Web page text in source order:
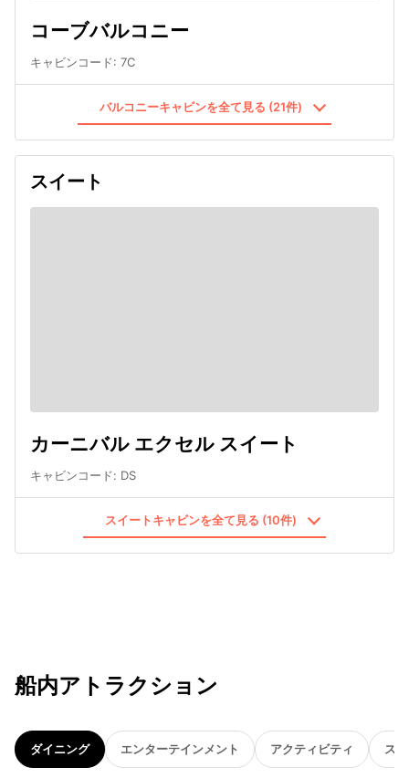
コーブバルコニー
キャビンコード: 7C
バルコニーキャビンを全て見る (21件)
スイート
カーニバル エクセル スイート
キャビンコード: DS
スイートキャビンを全て見る (10件)
船内アトラクション
ダイニング エンターテインメント アクティビティ ス